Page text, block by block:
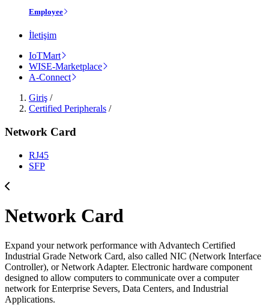
Employee
İletişim
IoTMart
WISE-Marketplace
A-Connect
Giriş /
Certified Peripherals /
Network Card
RJ45
SFP
Network Card
Expand your network performance with Advantech Certified
Industrial Grade Network Card, also called NIC (Network Interface
Controller), or Network Adapter. Electronic hardware component
designed to allow computers to communicate over a computer
network for Enterprise Severs, Data Centers, and Industrial
Applications.